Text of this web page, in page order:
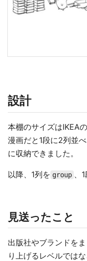
設計
本棚のサイズはIKEAの
漫画だと1段に2列並
に収納できました。
以降、1列を group 、
見送ったこと
出版社やブランドを
り上げるレベルでは